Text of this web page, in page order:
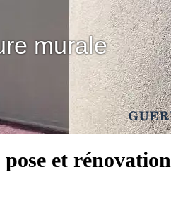
murale
et rénovation